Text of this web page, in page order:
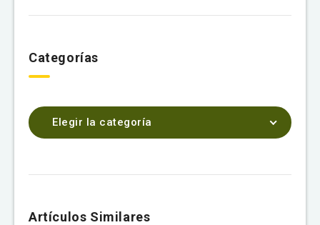
Categorías
Elegir la categoría
Artículos Similares